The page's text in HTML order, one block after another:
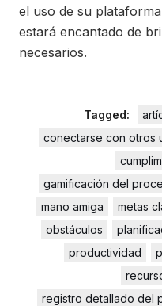
el uso de su
estará encantado de
necesarios.
Tagged:
conectarse con otros
gamificación del
mano amiga
metas
obstáculos
productividad
registro detallado del